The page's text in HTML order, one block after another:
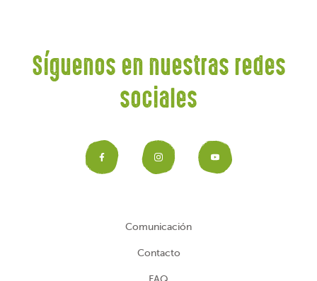
Síguenos en nuestras redes
sociales
Facebook
Instagram
Comunicación
Contacto